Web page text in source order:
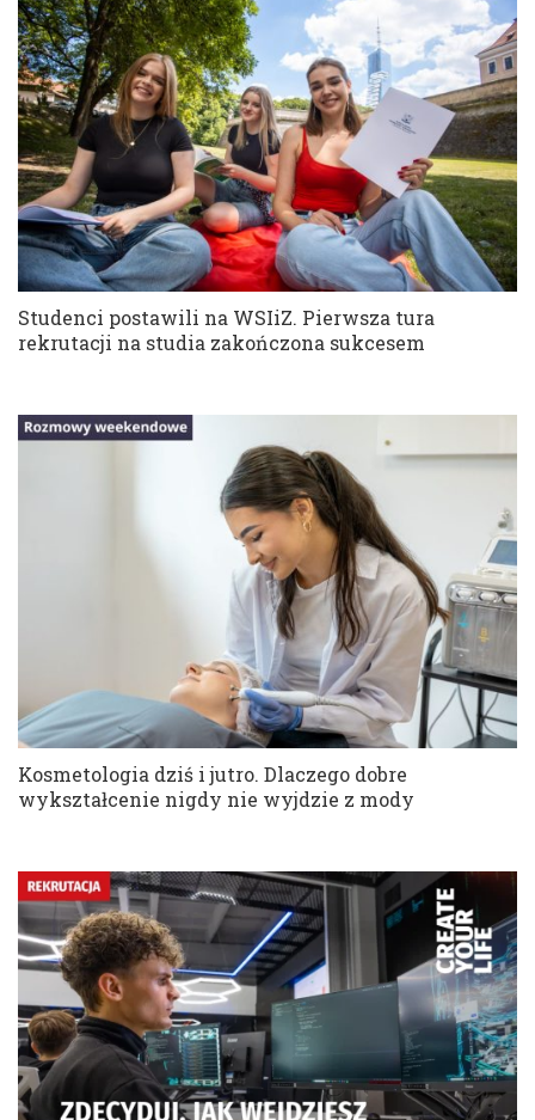
Studenci postawili na WSIiZ. Pierwsza tura
rekrutacji na studia zakończona sukcesem
Kosmetologia dziś i jutro. Dlaczego dobre
wykształcenie nigdy nie wyjdzie z mody